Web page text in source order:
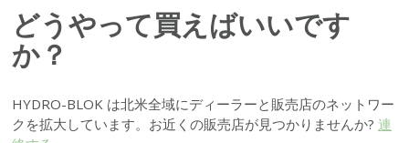
どうやって買えばいいです
か？
HYDRO-BLOK は北米全域にディーラーと販売店のネットワー
クを拡大しています。お近くの販売店が見つかりませんか? 連